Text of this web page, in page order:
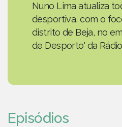
Nuno Lima atualiza
desportiva, com o
distrito de Beja, no
de Desporto' da
Episódios